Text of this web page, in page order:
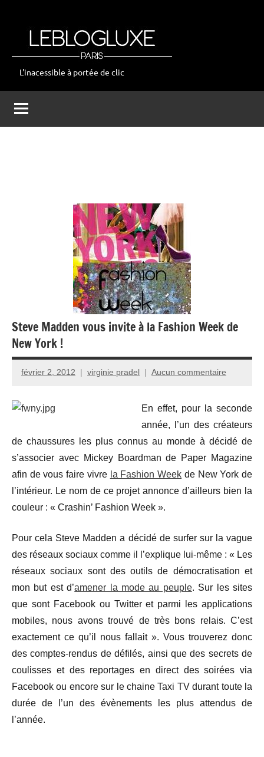
leblogluxe
L'inacessible à portée de clic
Steve Madden vous invite à la Fashion Week de
New York !
février 2, 2012 virginie pradel Aucun commentaire
En effet, pour la seconde
année, l’un des créateurs
de chaussures les plus connus au monde à décidé de
s’associer avec Mickey Boardman de Paper Magazine
afin de vous faire vivre la Fashion Week de New York de
l’intérieur. Le nom de ce projet annonce d’ailleurs bien la
couleur : « Crashin’ Fashion Week ».
Pour cela Steve Madden a décidé de surfer sur la vague
des réseaux sociaux comme il l’explique lui-même : « Les
réseaux sociaux sont des outils de démocratisation et
mon but est d’amener la mode au peuple. Sur les sites
que sont Facebook ou Twitter et parmi les applications
mobiles, nous avons trouvé de très bons relais. C’est
exactement ce qu’il nous fallait ». Vous trouverez donc
des comptes-rendus de défilés, ainsi que des secrets de
coulisses et des reportages en direct des soirées via
Facebook ou encore sur le chaine Taxi TV durant toute la
durée de l’un des évènements les plus attendus de
l’année.